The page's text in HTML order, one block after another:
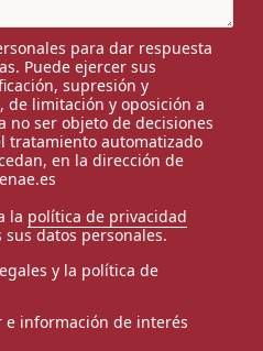
para dar respuesta
Puede ejercer sus
supresión y
limitación y oposición a
no ser objeto de decisiones
tratamiento automatizado
en la dirección de
la política de privacidad
datos personales.
y la política de
e información de interés